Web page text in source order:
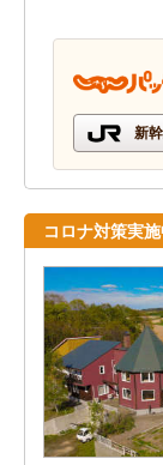
新
コロナ対策実